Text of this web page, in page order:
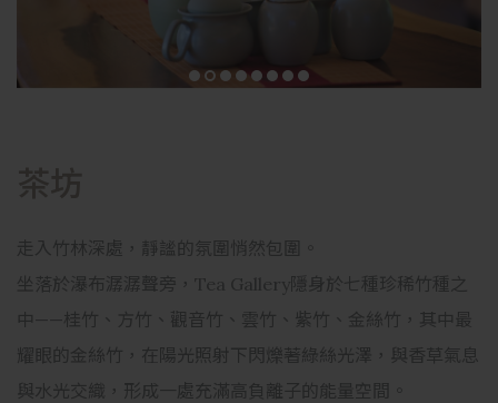
走入竹林深處，靜謐的氛圍悄然包圍。
坐落於瀑布潺潺聲旁，Tea Gallery隱身於七種珍稀竹種之
中——桂竹、方竹、觀音竹、雲竹、紫竹、金絲竹，其中最
耀眼的金絲竹，在陽光照射下閃爍著綠絲光澤，與香草氣息
與水光交織，形成一處充滿高負離子的能量空間。